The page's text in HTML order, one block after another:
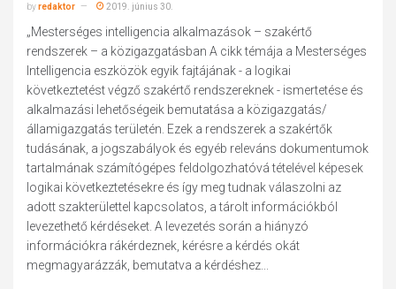
byredaktor 2019. június 30.
„Mesterséges intelligencia alkalmazások – szakértő
rendszerek – a közigazgatásban A cikk témája a Mesterséges
Intelligencia eszközök egyik fajtájának - a logikai
következtetést végző szakértő rendszereknek - ismertetése és
alkalmazási lehetőségeik bemutatása a közigazgatás/
államigazgatás területén. Ezek a rendszerek a szakértők
tudásának, a jogszabályok és egyéb releváns dokumentumok
tartalmának számítógépes feldolgozhatóvá tételével képesek
logikai következtetésekre és így meg tudnak válaszolni az
adott szakterülettel kapcsolatos, a tárolt információkból
levezethető kérdéseket. A levezetés során a hiányzó
információkra rákérdeznek, kérésre a kérdés okát
megmagyarázzák, bemutatva a kérdéshez...